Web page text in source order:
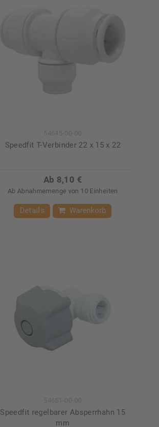
Speedfit T-Verbinder 22 x 15 x 22
Ab 8,10 €
Ab Abnahmemenge von 10 Einheiten
Details Warenkorb
Speedfit regelbarer Absperrhahn 15
mm